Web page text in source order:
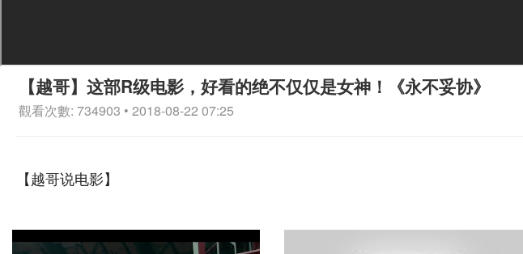
【越哥】这部R级电影，好看的绝不仅仅是女神！《永不妥协》
觀看次數: 734903 • 2018-08-22 07:25
【越哥说电影】